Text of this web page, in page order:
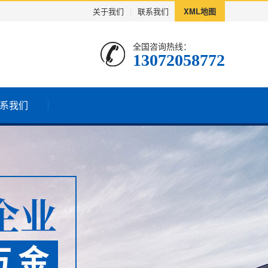
关于我们 联系我们 XML地图
全国咨询热线：
13072058772
我们